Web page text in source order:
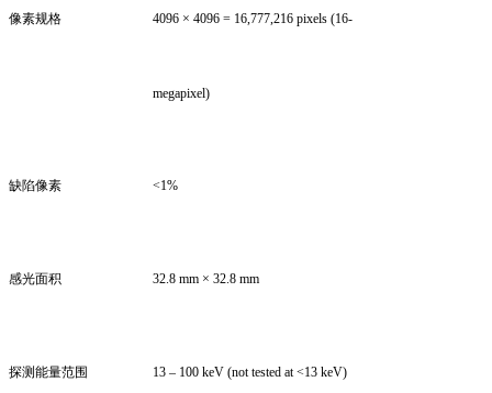
像素规格 4096 × 4096 = 16,777,216 pixels (16-
megapixel)
缺陷像素 <1%
感光面积 32.8 mm × 32.8 mm
探测能量范围 13 – 100 keV (not tested at <13 keV)